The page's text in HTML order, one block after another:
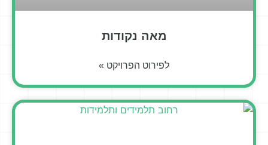
מאה נקודות
לפירוט הפרויקט »